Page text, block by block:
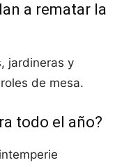
a rematar la
jardineras y
de mesa.
todo el año?